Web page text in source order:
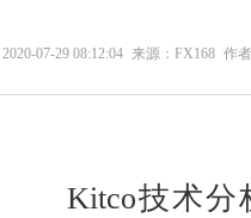
2020-07-29 08:12:04 来源：FX168 作
Kitco技术分析